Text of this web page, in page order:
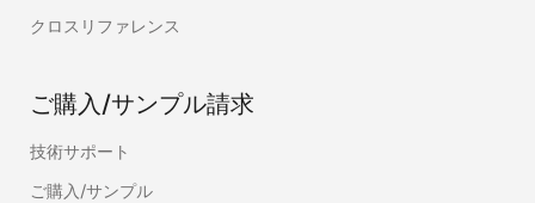
クロスリファレンス
ご購入/サンプル請求
技術サポート
ご購入/サンプル